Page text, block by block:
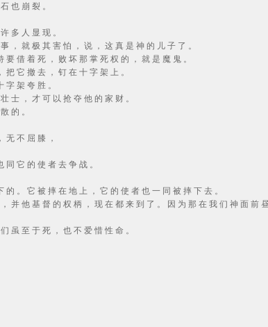
也 崩 裂 。
多 人 显 现 。
， 就 极 其 害 怕 ， 说 ， 这 真 是 神 的 儿 子 了 。
借 着 死 ， 败 坏 那 掌 死 权 的 ， 就 是 魔 鬼 。
它 撤 去 ， 钉 在 十 字 架 上 。
架 夸 胜 。
士 ， 才 可 以 抢 夺 他 的 家 财 。
的 。
无 不 屈 膝 ，
它 的 使 者 去 争 战 。
。 它 被 摔 在 地 上 ， 它 的 使 者 也 一 同 被 摔 下 去 。
并 他 基 督 的 权 柄 ， 现 在 都 来 到 了 。 因 为 那 在 我 们 神 面 前
虽 至 于 死 ， 也 不 爱 惜 性 命 。